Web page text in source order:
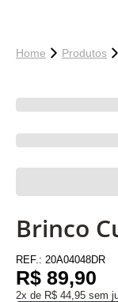
Home Produtos
Brinco
REF.: 20A04048DR
R$ 89,90
2x de R$ 44,95 sem